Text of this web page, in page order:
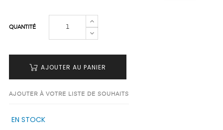
QUANTITÉ
AJOUTER AU PANIER
AJOUTER À VOTRE LISTE DE SOUHAITS
EN STOCK